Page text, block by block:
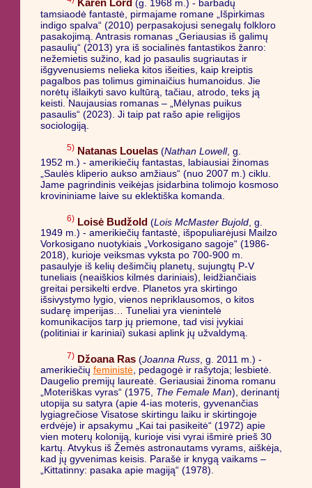
(g. 1968 m.) - barbadų
tamsiaodė fantastė, pirmajame romane „Išpirkimas
indigo spalva“ (2010) perpasakojusi senegalų folkloro
pasakojimą. Antrasis romanas „Geriausias iš galimų
pasaulių“ (2013) yra iš socialinės fantastikos žanro:
nežemietis sužino, kad jo pasaulis sugriautas ir
išgyvenusiems nelieka kitos išeities, kaip kreiptis
pagalbos pas tolimus giminaičius humanoidus. Jie
norėtų išlaikyti savo kultūrą, tačiau, atrodo, teks ją
keisti. Naujausias romanas – „Mėlynas puikus
pasaulis“ (2023). Ji taip pat rašo apie religijos
sociologiją.
5) Natanas Louelas(Nathan Lowell, g.
1952 m.) - amerikiečių fantastas, labiausiai žinomas
„Saulės kliperio aukso amžiaus“ (nuo 2007 m.) ciklu.
Jame pagrindinis veikėjas įsidarbina tolimojo kosmoso
krovininiame laive su eklektiška komanda.
6) Loisė Budžold(Lois McMaster Bujold, g.
1949 m.) - amerikiečių fantastė, išpopuliarėjusi Mailzo
Vorkosigano nuotykiais „Vorkosigano sagoje“ (1986-
2018), kurioje veiksmas vyksta po 700-900 m.
pasaulyje iš kelių dešimčių planetų, sujungtų P-V
tuneliais (neaiškios kilmės dariniais), leidžiančiais
greitai persikelti erdve. Planetos yra skirtingo
išsivystymo lygio, vienos nepriklausomos, o kitos
sudarę imperijas… Tuneliai yra vienintelė
komunikacijos tarp jų priemone, tad visi įvykiai
(politiniai ir kariniai) sukasi aplink jų užvaldymą.
7) Džoana Ras(Joanna Russ, g. 2011 m.) -
amerikiečių feministė, pedagogė ir rašytoja; lesbietė.
Daugelio premijų laureatė. Geriausiai žinoma romanu
„Moteriškas vyras“ (1975, The Female Man), derinantį
utopija su satyra (apie 4-ias moteris, gyvenančias
lygiagrečiose Visatose skirtingu laiku ir skirtingoje
erdvėje) ir apsakymu „Kai tai pasikeitė“ (1972) apie
vien moterų koloniją, kurioje visi vyrai išmirė prieš 30
kartų. Atvykus iš Žemės astronautams vyrams, aiškėja,
kad jų gyvenimas keisis. Parašė ir knygą vaikams –
„Kittatinny: pasaka apie magiją“ (1978).